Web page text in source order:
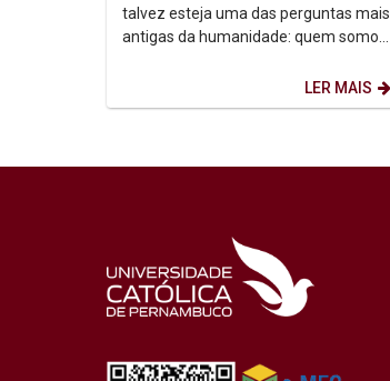
talvez esteja uma das perguntas mais
antigas da humanidade: quem somos,
LER MAIS